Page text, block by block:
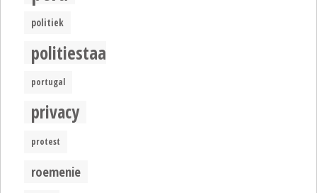
politiek
politiestaat
portugal
privacy
protest
roemenie